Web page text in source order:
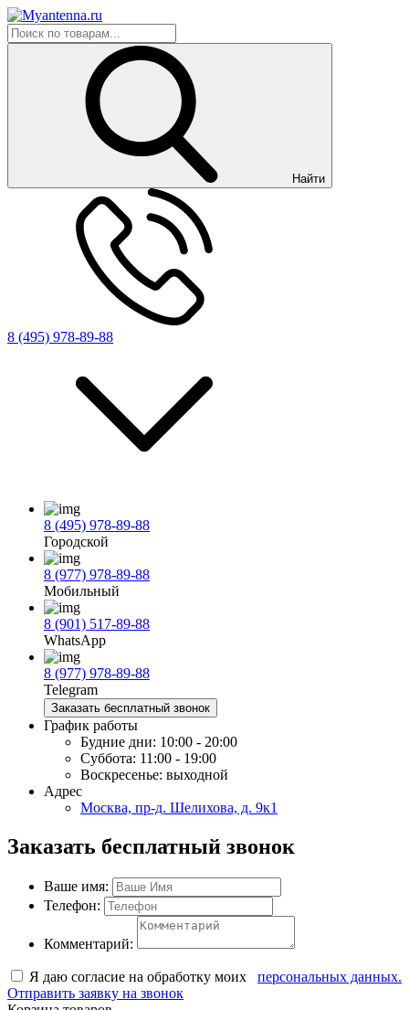
Найти
8 (495) 978-89-88
8 (495) 978-89-88
Городской
8 (977) 978-89-88
Мобильный
8 (901) 517-89-88
WhatsApp
8 (977) 978-89-88
Telegram
Заказать бесплатный звонок
График работы
Будние дни: 10:00 - 20:00
Суббота: 11:00 - 19:00
Воскресенье: выходной
Адрес
Москва, пр-д. Шелихова, д. 9к1
Заказать бесплатный звонок
Ваше имя:
Телефон:
Комментарий:
Я даю согласие на обработку моих
персональных данных.
Отправить заявку на звонок